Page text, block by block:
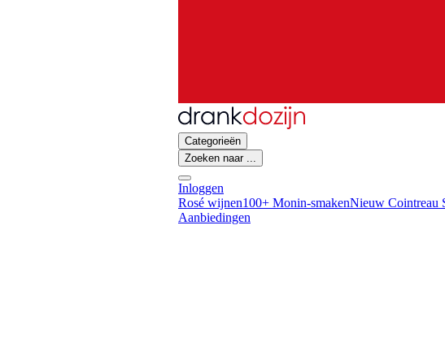
Categorieën
Zoeken naar ...
Inloggen
Rosé wijnen100+ Monin-smakenNieuw Cointreau
Aanbiedingen